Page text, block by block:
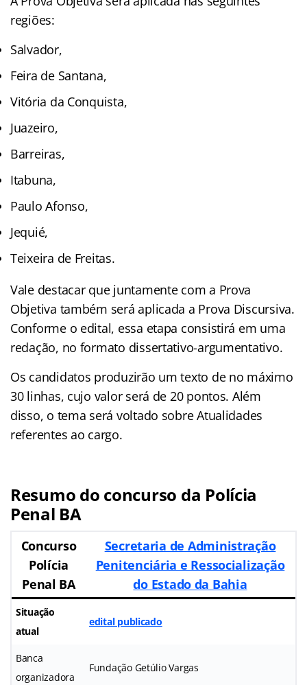
regiões:
Salvador,
Feira de Santana,
Vitória da Conquista,
Juazeiro,
Barreiras,
Itabuna,
Paulo Afonso,
Jequié,
Teixeira de Freitas.
Vale destacar que juntamente com a Prova
Objetiva também será aplicada a Prova Discursiva.
Conforme o edital, essa etapa consistirá em uma
redação, no formato dissertativo-argumentativo.
Os candidatos produzirão um texto de no máximo
30 linhas, cujo valor será de 20 pontos. Além
disso, o tema será voltado sobre Atualidades
referentes ao cargo.
Resumo do concurso da Polícia
Penal BA
Concurso
Polícia
Penal BA
Secretaria de Administração
Penitenciária e Ressocialização
do Estado da Bahia
Situação
atual
edital publicado
Banca
organizadora
Fundação Getúlio Vargas